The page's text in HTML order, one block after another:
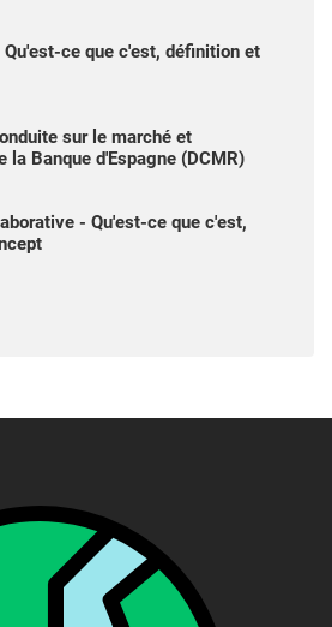
ce que c'est, définition et
sur le marché et
la Banque d'Espagne (DCMR)
- Qu'est-ce que c'est,